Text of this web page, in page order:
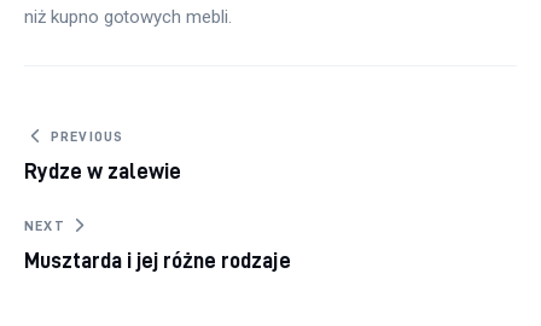
niż kupno gotowych mebli.
Nawigacja wpisu
PREVIOUS
Rydze w zalewie
NEXT
Musztarda i jej różne rodzaje